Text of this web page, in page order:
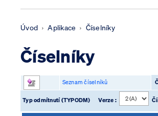
Úvod Aplikace Číselníky
Číselníky
Seznam číselníků
Typ odmítnutí (TYPODM) Verze :